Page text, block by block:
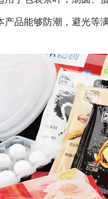
产品能够防潮，避光等